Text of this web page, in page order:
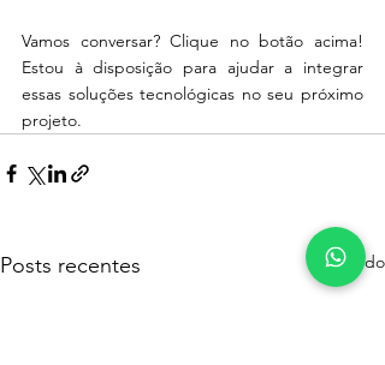
Vamos conversar? Clique no botão acima!
Estou à disposição para ajudar a integrar
essas soluções tecnológicas no seu próximo
projeto.
Posts recentes Ver tudo